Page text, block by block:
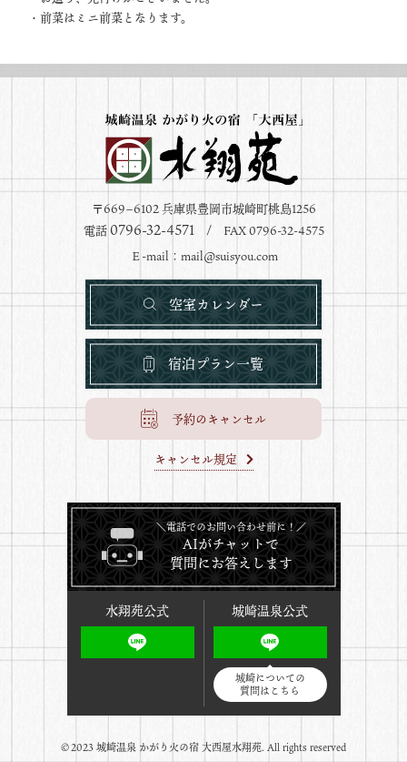
・前菜はミニ前菜となります。
〒669−6102 兵庫県豊岡市城崎町桃島1256
電話 0796-32-4571/ FAX 0796-32-4575
Ｅ-mail： mail@suisyou.com
空室カレンダー
宿泊プラン一覧
予約のキャンセル
キャンセル規定
＼電話でのお問い合わせ前に！／
AIがチャットで
質問にお答えします
水翔苑公式 城崎温泉公式
城崎についての
質問はこちら
©️2023 城崎温泉 かがり火の宿 大西屋水翔苑. All rights reserved